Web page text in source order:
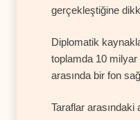
gerçekleştiğine
Diplomatik
toplamda 10
arasında bir fon
Taraflar arasındaki